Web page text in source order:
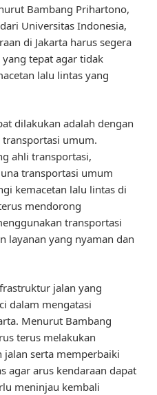
Bambang Prihartono,
Universitas Indonesia,
di Jakarta harus segera
tepat agar tidak
lalu lintas yang
dilakukan adalah dengan
umum.
ahli transportasi,
transportasi umum
kemacetan lalu lintas di
mendorong
transportasi
layanan yang nyaman dan
jalan yang
dalam mengatasi
Menurut Bambang
terus melakukan
jalan serta memperbaiki
agar arus kendaraan dapat
meninjau kembali